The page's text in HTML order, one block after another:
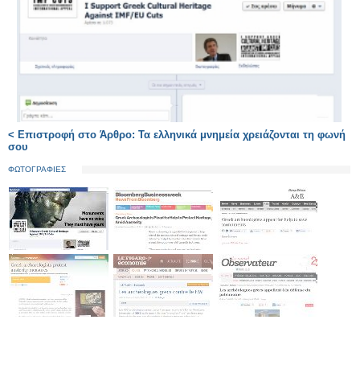
< Επιστροφή στο Άρθρο: Τα ελληνικά μνημεία χρειάζονται τη φωνή
σου
ΦΩΤΟΓΡΑΦΙΕΣ